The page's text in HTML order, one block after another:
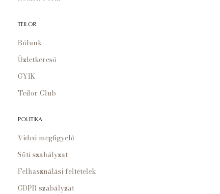
TEILOR
Rólunk
Üzletkereső
GYIK
Teilor Club
POLITIKA
Videó megfigyelő
Süti szabályzat
Felhasználási feltételek
GDPR szabályzat